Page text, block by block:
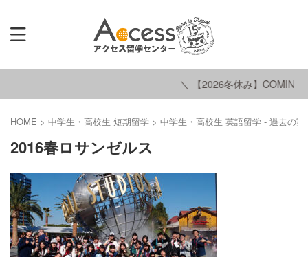
＼ 【2026冬休み】COMING
HOME > 中学生・高校生 短期留学 > 中学生・高校生 英語留学 - 過去の
2016春ロサンゼルス